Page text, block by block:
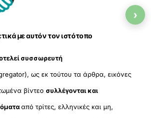
με αυτόν τον ιστότοπο
συσσωρευτή
ως εκ τούτου τα άρθρα, εικόνες
βίντεοσυλλέγονται και
από τρίτες, ελληνικές και μη,
›